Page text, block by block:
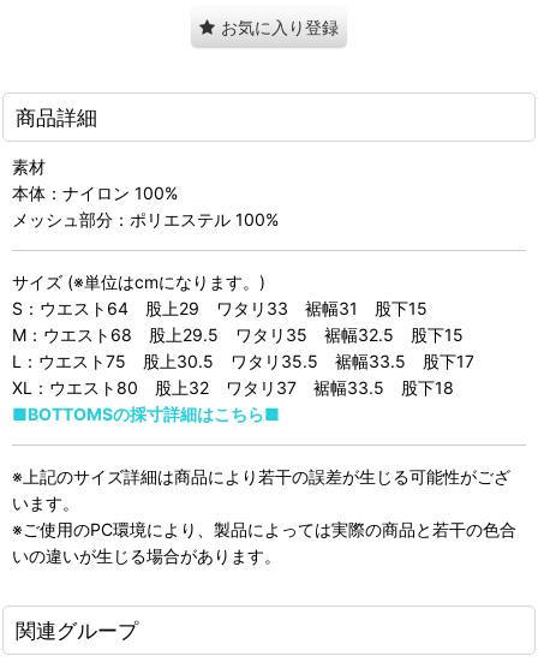
お気に入り登録
商品詳細
素材
本体：ナイロン 100%
メッシュ部分：ポリエステル 100%
サイズ (※単位はcmになります。)
S：ウエスト64 股上29 ワタリ33 裾幅31 股下15
M：ウエスト68 股上29.5 ワタリ35 裾幅32.5 股下15
L：ウエスト75 股上30.5 ワタリ35.5 裾幅33.5 股下17
XL：ウエスト80 股上32 ワタリ37 裾幅33.5 股下18
■BOTTOMSの採寸詳細はこちら■
※上記のサイズ詳細は商品により若干の誤差が生じる可能性がござ
います。
※ご使用のPC環境により、製品によっては実際の商品と若干の色合
いの違いが生じる場合があります。
関連グループ